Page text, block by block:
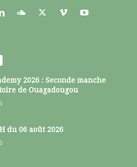
2026 : Seconde manche
de Ouagadougou
du 06 août 2026